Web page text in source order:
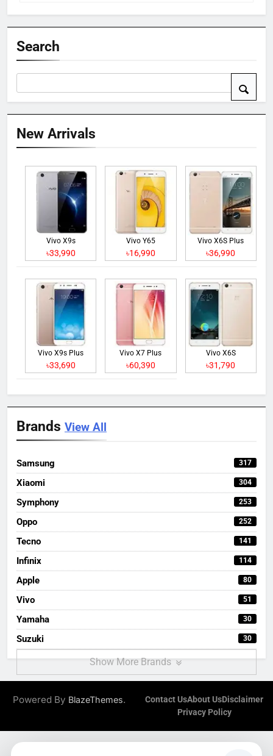
Search
New Arrivals
Vivo X9s
৳33,990
Vivo Y65
৳16,990
Vivo X6S Plus
৳36,990
Vivo X9s Plus
৳33,690
Vivo X7 Plus
৳60,390
Vivo X6S
৳31,790
Brands View All
Samsung 317
Xiaomi 304
Symphony 253
Oppo 252
Tecno 141
Infinix 114
Apple 80
Vivo 51
Yamaha 30
Suzuki 30
Show More Brands
Powered By BlazeThemes. Contact UsAbout UsDisclaimer
Privacy Policy